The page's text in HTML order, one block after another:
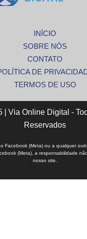
INÍCIO
SOBRE NÓS
CONTATO
DE
TERMOS DE USO
| Via Online Digital -
Reservados
Facebook (Meta) ou a qualquer
(Meta), a responsabilidade
nosso site.